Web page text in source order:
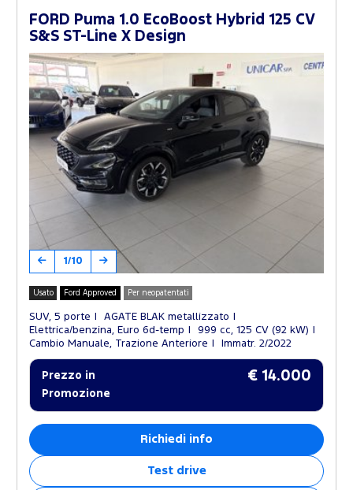
FORD Puma 1.0 EcoBoost Hybrid 125 CV
S&S ST-Line X Design
1/10
Usato Ford Approved Per neopatentati
SUV, 5 porte
AGATE BLAK metallizzato
Elettrica/benzina, Euro 6d-temp
999 cc, 125 CV (92 kW)
Cambio Manuale, Trazione Anteriore
Immatr. 2/2022
Prezzo in
Promozione
€ 14.000
Richiedi info
Test drive